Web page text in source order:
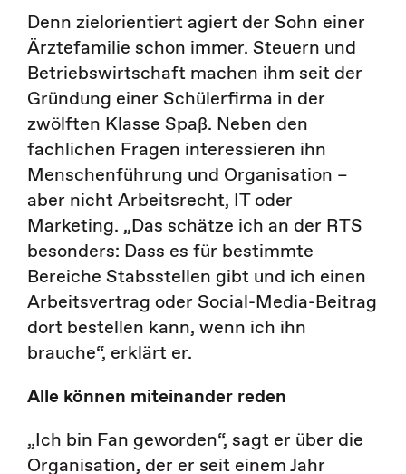
Denn zielorientiert agiert der Sohn einer
Ärztefamilie schon immer. Steuern und
Betriebswirtschaft machen ihm seit der
Gründung einer Schülerfirma in der
zwölften Klasse Spaß. Neben den
fachlichen Fragen interessieren ihn
Menschenführung und Organisation –
aber nicht Arbeitsrecht, IT oder
Marketing. „Das schätze ich an der RTS
besonders: Dass es für bestimmte
Bereiche Stabsstellen gibt und ich einen
Arbeitsvertrag oder Social-Media-Beitrag
dort bestellen kann, wenn ich ihn
brauche“, erklärt er.
Alle können miteinander reden
„Ich bin Fan geworden“, sagt er über die
Organisation, der er seit einem Jahr